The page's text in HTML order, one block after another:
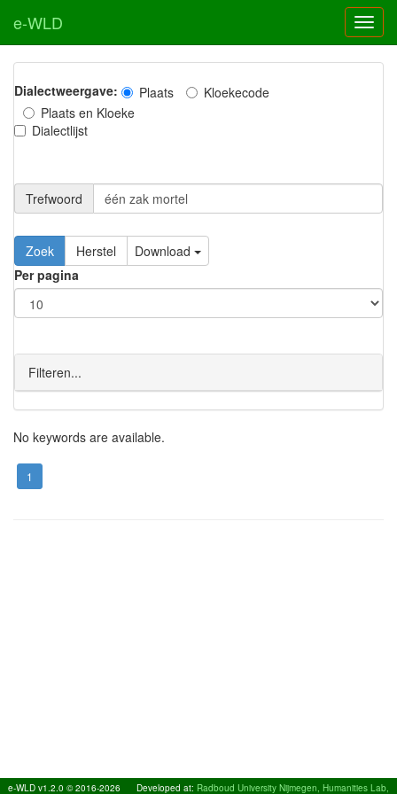
e-WLD
Dialectweergave: Plaats
Kloekecode
Plaats en Kloeke
Dialectlijst
Trefwoord
Download
Per pagina
Filteren...
No keywords are available.
1
e-WLD v1.2.0 © 2016-2026 Developed at: Radboud University Nijmegen, Humanities Lab,